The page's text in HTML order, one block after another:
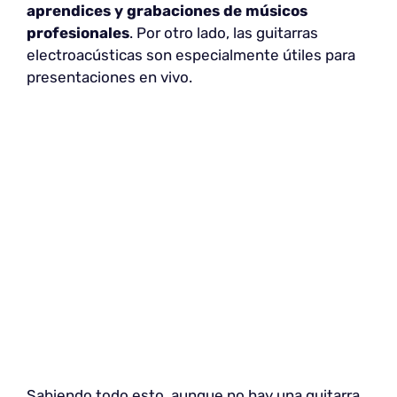
aprendices y grabaciones de músicos
profesionales. Por otro lado, las guitarras
electroacústicas son especialmente útiles para
presentaciones en vivo.